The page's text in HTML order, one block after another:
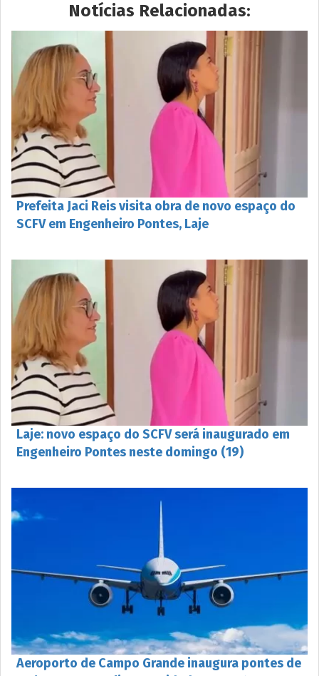
Notícias Relacionadas:
Prefeita Jaci Reis visita obra de novo espaço do
SCFV em Engenheiro Pontes, Laje
Laje: novo espaço do SCFV será inaugurado em
Engenheiro Pontes neste domingo (19)
Aeroporto de Campo Grande inaugura pontes de